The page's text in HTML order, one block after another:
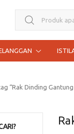
Search for:
“Rak Dinding